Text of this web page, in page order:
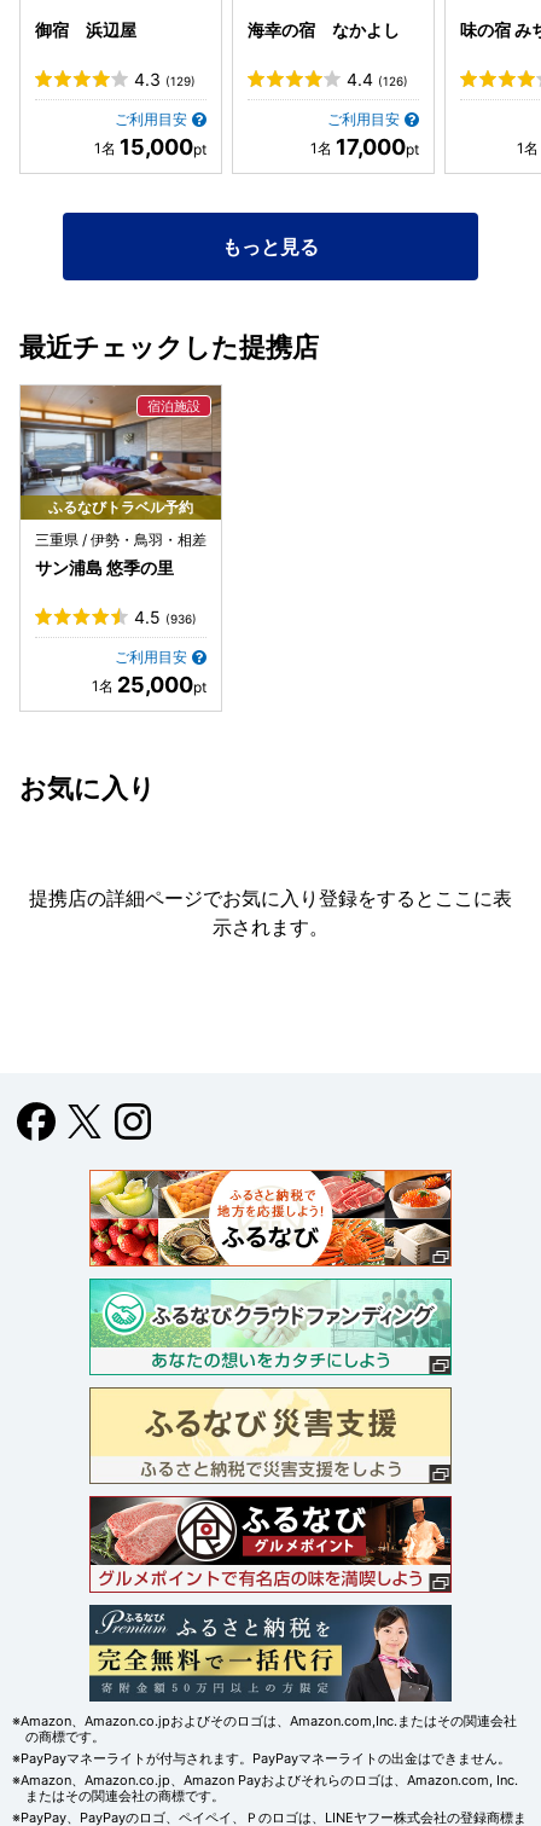
いので 避ければ大丈夫でしたが確認不足かと思われます。
御宿 浜辺屋
4.3 (129)
ご利用目安
15,000
海幸の宿 なかよし
4.4 (126)
ご利用目安
17,000
味の宿 み
もっと見る
最近チェックした提携店
ふるなびトラベル予約
三重県 / 伊勢・鳥羽・相差
サン浦島 悠季の里
4.5 (936)
ご利用目安
25,000
お気に入り
提携店の詳細ページでお気に入り登録をすると ここに表
示されます。
※Amazon、Amazon.co.jpおよびそのロゴは、Amazon.com,Inc.またはその関連会社
の商標です。
※PayPayマネーライトが付与されます。PayPayマネーライトの出金はできません。
※Amazon、Amazon.co.jp、Amazon Payおよびそれらのロゴは、Amazon.com, Inc.
またはその関連会社の商標です。
※PayPay、PayPayのロゴ、ペイペイ、Ｐのロゴは、LINEヤフー株式会社の登録商標ま